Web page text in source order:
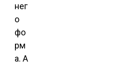
нег
о
фо
рм
а. А